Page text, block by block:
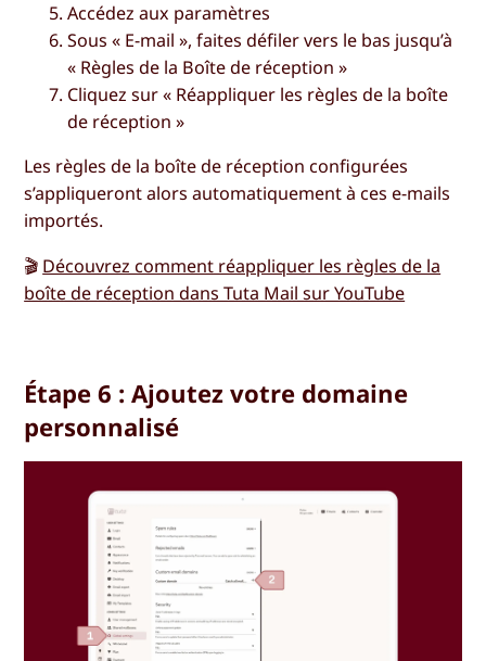
Accédez aux paramètres
Sous« E-mail », faites défiler vers le bas jusqu’à
« Règles de la Boîte de réception »
Cliquez sur « Réappliquer les règles de la boîte
de réception »
Les règles de la boîte de réception configurées
s’appliqueront alors automatiquement à ces e-mails
importés.
🎬 Découvrez comment réappliquer les règles de la
boîte de réception dans Tuta Mail sur YouTube
Étape 6 : Ajoutez votre domaine
personnalisé